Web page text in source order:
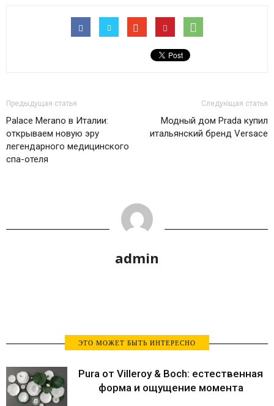
Предыдущая статья
Palace Merano в Италии:
открываем новую эру
легендарного медицинского
спа-отеля
Следующая статья
Модный дом Prada купил
итальянский бренд Versace
admin
ЭТО МОЖЕТ БЫТЬ ИНТЕРЕСНО
Pura от Villeroy & Boch: естественная
форма и ощущение момента